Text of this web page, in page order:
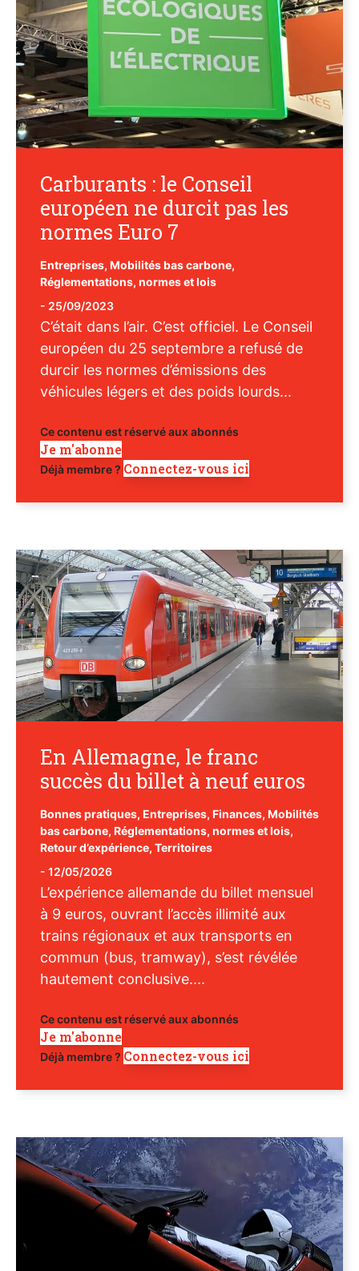
Carburants : le Conseil
européen ne durcit pas les
normes Euro 7
Entreprises, Mobilités bas carbone,
Réglementations, normes et lois
- 25/09/2023
C’était dans l’air. C’est officiel. Le Conseil
européen du 25 septembre a refusé de
durcir les normes d’émissions des
véhicules légers et des poids lourds...
Ce contenu est réservé aux abonnés
Je m'abonne
Déjà membre ? Connectez-vous ici
En Allemagne, le franc
succès du billet à neuf euros
Bonnes pratiques, Entreprises, Finances, Mobilités
bas carbone, Réglementations, normes et lois,
Retour d’expérience, Territoires
- 12/05/2026
L’expérience allemande du billet mensuel
à 9 euros, ouvrant l’accès illimité aux
trains régionaux et aux transports en
commun (bus, tramway), s’est révélée
hautement conclusive....
Ce contenu est réservé aux abonnés
Je m'abonne
Déjà membre ? Connectez-vous ici